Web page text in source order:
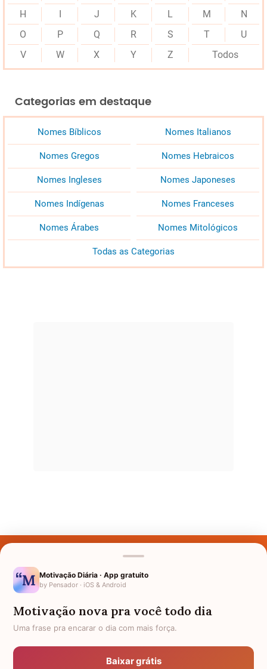
H
I J K L M
N
O
P Q R S T
U
V
W X Y Z Todos
Categorias em destaque
Nomes Bíblicos Nomes Italianos
Nomes Gregos Nomes Hebraicos
Nomes Ingleses Nomes Japoneses
Nomes Indígenas Nomes Franceses
Nomes Árabes Nomes Mitológicos
Todas as Categorias
Nomes pelo Mundo
Política de Privacidade
Motivação Diária · App gratuito
by Pensador · iOS & Android
Motivação nova pra você todo dia
Uma frase pra encarar o dia com mais força.
Baixar grátis